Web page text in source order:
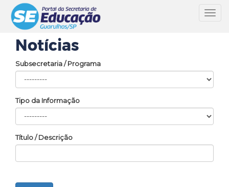
Notícias
Subsecretaria / Programa
Tipo da Informação
Título / Descrição